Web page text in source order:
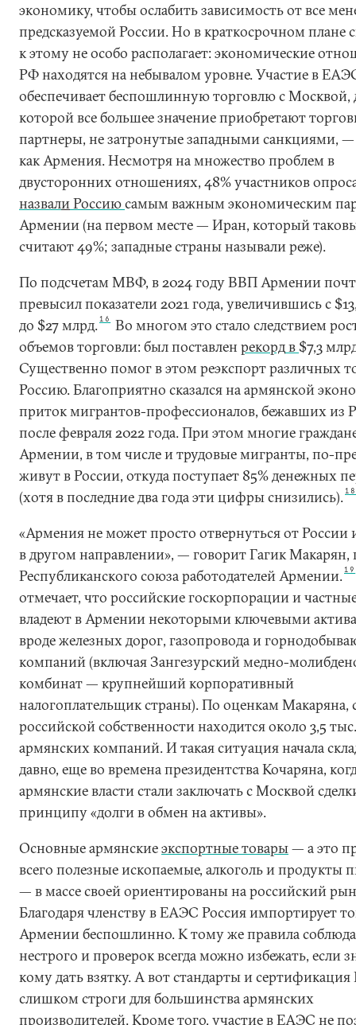
экономику, чтобы ослабить зависимость от все
предсказуемой России. Но в краткосрочном плане
к этому не особо располагает: экономические
РФ находятся на небывалом уровне. Участие в
обеспечивает беспошлинную торговлю с Москвой,
которой все большее значение приобретают
партнеры, не затронутые западными санкциями, —
как Армения. Несмотря на множество проблем в
двусторонних отношениях, 48% участников
назвалиРоссиюсамым важным экономическим
Армении (на первом месте — Иран, который
считают 49%; западные страны называли реже).
По подсчетам МВФ, в 2024 году ВВП Армении
превысил показатели 2021 года, увеличившись с
до $27 млрд.16
Во многом это стало следствием
объемов торговли: был поставлен рекордв $7,3
Существенно помог в этом реэкспорт различных
Россию. Благоприятно сказался на армянской
приток мигрантов-профессионалов, бежавших из
после февраля 2022 года. При этом многие
Армении, в том числе и трудовые мигранты, по-
живут в России, откуда поступает 85% денежных
(хотя в последние два года эти цифры снизились).18
«Армения не может просто отвернуться от России
в другом направлении», — говорит Гагик Макарян,
Республиканского союза работодателей Армении.19
отмечает, что российские госкорпорации и
владеют в Армении некоторыми ключевыми
вроде железных дорог, газопровода и
компаний (включая Зангезурский медно-
комбинат — крупнейший корпоративный
налогоплательщик страны). По оценкам Макаряна,
российской собственности находится около 3,5 тыс.
армянских компаний. И такая ситуация начала
давно, еще во времена президентства Кочаряна,
армянские власти стали заключать с Москвой
принципу «долги в обмен на активы».
Основные армянскиеэкспортные товары— а это
всего полезные ископаемые, алкоголь и продукты
— в массе своей ориентированы на российский
Благодаря членству в ЕАЭС Россия импортирует
Армении беспошлинно. К тому же правила
нестрого и проверок всегда можно избежать, если
кому дать взятку. А вот стандарты и
слишком строги для большинства армянских
производителей. Кроме того, участие в ЕАЭС не